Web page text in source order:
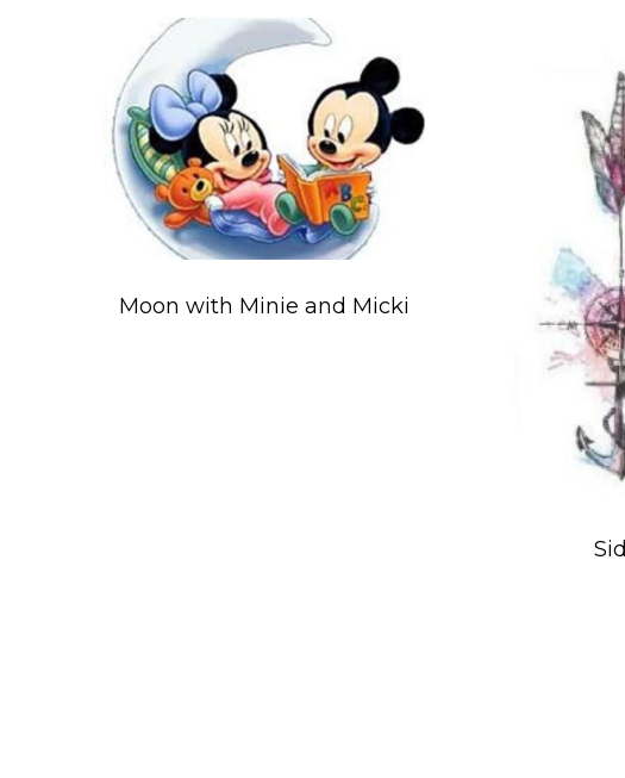
Moon with Minie and Micki